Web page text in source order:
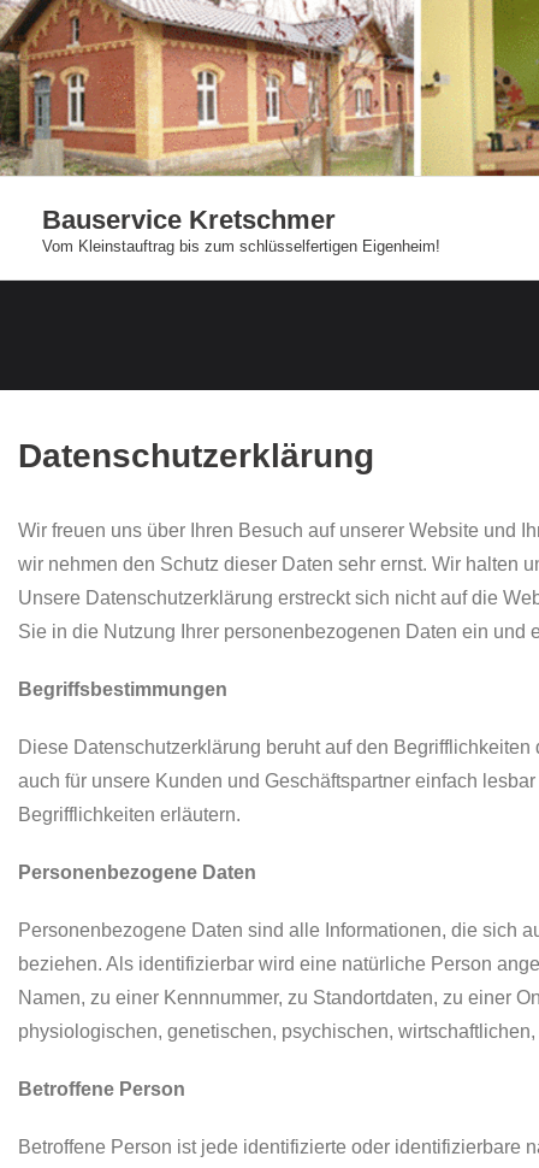
Skip
to
content
Bauservice Kretschmer
Vom Kleinstauftrag bis zum schlüsselfertigen Eigenheim!
Datenschutzerklärung
Wir freuen uns über Ihren Besuch auf unserer Website und
wir nehmen den Schutz dieser Daten sehr ernst. Wir halten
Unsere Datenschutzerklärung erstreckt sich nicht auf die
Sie in die Nutzung Ihrer personenbezogenen Daten ein
Begriffsbestimmungen
Diese Datenschutzerklärung beruht auf den
auch für unsere Kunden und Geschäftspartner einfach
Begrifflichkeiten erläutern.
Personenbezogene Daten
Personenbezogene Daten sind alle Informationen, die sich
beziehen. Als identifizierbar wird eine natürliche Person
Namen, zu einer Kennnummer, zu Standortdaten, zu einer
physiologischen, genetischen, psychischen,
Betroffene Person
Betroffene Person ist jede identifizierte oder identifizierbare